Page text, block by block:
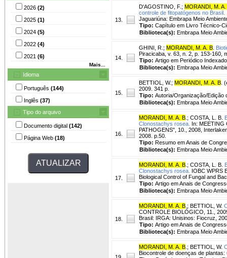
2026 (2)
2025 (1)
2024 (5)
2022 (4)
2021 (6)
Mais...
Idioma
Português (144)
Inglês (37)
Tipo do arquivo
Documento digital (142)
Página Web (18)
13.
D'AGOSTINO, F. ; MORANDI, M. A.
controle de fitopatógenos no Brasil.
Jaguariúna: Embrapa Meio
Tipo: Capítulo em Livro Técnico-
Biblioteca(s): Embrapa Meio
14.
GHINI, R. ; MORANDI, M. A. B
Piracicaba, v. 63, n. 2, p. 153-160,
Tipo: Artigo em Periódico Indexado
Biblioteca(s): Embrapa Meio
15.
BETTIOL, W.; MORANDI, M. A. B .
2009. 341 p.
Tipo: Autoria/Organização/Edição
Biblioteca(s): Embrapa Meio
16.
MORANDI, M. A. B ; COSTA, L. B.
Clonostachys rosea. In: MEETING
PATHOGENS", 10., 2008,
2008. p.50.
Tipo: Resumo em Anais de
Biblioteca(s): Embrapa Meio
17.
MORANDI, M. A. B ; COSTA, L. B.
Clonostachys rosea. IOBC WPRS
Biological Control of Fungal and
Tipo: Artigo em Anais de
Biblioteca(s): Embrapa Meio
18.
MORANDI, M. A. B ; BETTIOL, W.
CONTROLE BIOLÓGICO, 11.,
Brasil: IRGA: Unisinos: Fiocruz,
Tipo: Artigo em Anais de
Biblioteca(s): Embrapa Meio
19.
MORANDI, M. A. B ; BETTIOL, W.
Biocontrole de doenças de